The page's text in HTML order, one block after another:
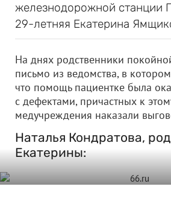
железнодорожной станции
29-летняя Екатерина
На днях родственники
письмо из ведомства, в
что помощь пациентке была
с дефектами, причастных к
медучреждения наказали
Наталья Кондратова,
Екатерины: